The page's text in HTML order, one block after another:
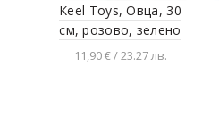
Keel Toys, Овца, 30
см, розово, зелено
11,90 € / 23.27 лв.